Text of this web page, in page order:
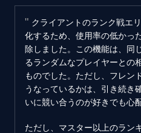
クライアントのランク戦エ
化するため、使用率の低かっ
除しました。この機能は、同
るランダムなプレイヤーとの
ものでした。ただし、フレン
うなっているかは、引き続き
いに競い合うのが好きでも心
ただし、マスター以上のラン